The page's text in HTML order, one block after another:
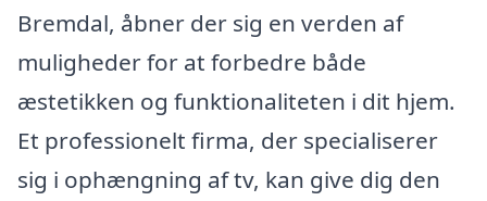
Bremdal, åbner der sig en verden af
muligheder for at forbedre både
æstetikken og funktionaliteten i dit hjem.
Et professionelt firma, der specialiserer
sig i ophængning af tv, kan give dig den